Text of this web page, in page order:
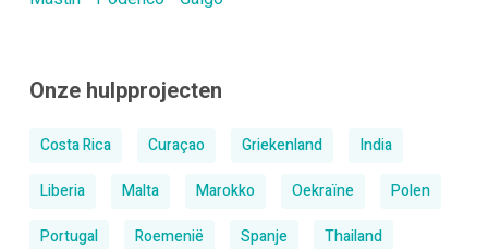
Onze hulpprojecten
Costa Rica Curaçao Griekenland
India
Liberia
Malta Marokko Oekraïne
Polen
Portugal
Roemenië Spanje Thailand